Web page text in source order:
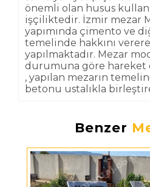
önemli olan husus
işçiliktedir. İzmir mezar
yapımında çimento ve
temelinde hakkını
yapılmaktadır. Mezar
durumuna göre hareket
, yapılan mezarın
betonu ustalıkla
Benzer